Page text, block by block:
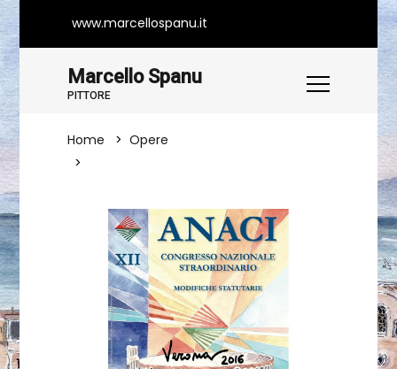
www.marcellospanu.it
Marcello Spanu
PITTORE
Home
Opere